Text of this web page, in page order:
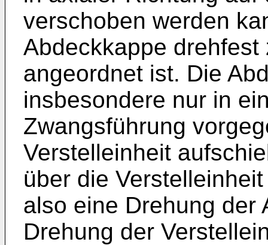
verschoben werden
Abdeckkappe
angeordnet ist. Die
insbesondere nur in
Zwangsführung
Verstelleinheit
über die
also eine Drehung der
Drehung der